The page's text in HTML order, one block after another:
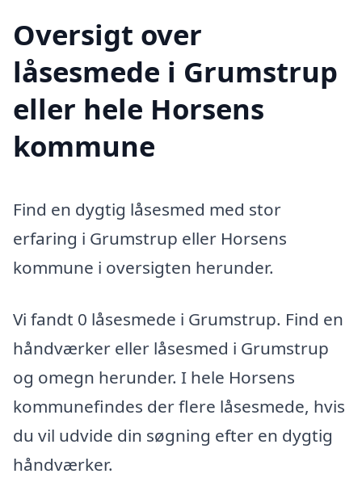
Oversigt over
låsesmede i Grumstrup
eller hele Horsens
kommune
Find en dygtig låsesmed med stor
erfaring i Grumstrup eller Horsens
kommune i oversigten herunder.
Vi fandt 0 låsesmede i Grumstrup. Find en
håndværker eller låsesmed i Grumstrup
og omegn herunder. I hele Horsens
kommunefindes der flere låsesmede, hvis
du vil udvide din søgning efter en dygtig
håndværker.